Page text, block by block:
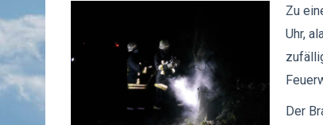
Zu
Uhr,
Der